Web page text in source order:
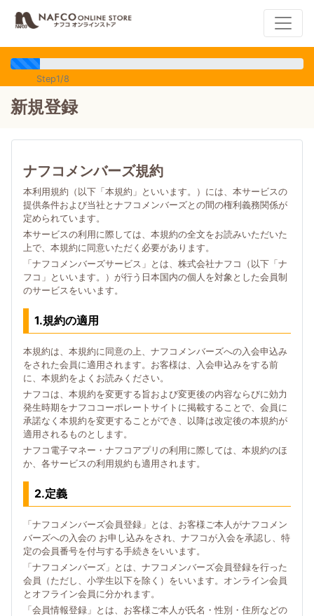
Step1/8
新規登録
ナフコメンバーズ規約
本利用規約（以下「本規約」といいます。）には、本サービスの
提供条件および当社とナフコメンバーズとの間の権利義務関係が
定められています。
本サービスの利用に際しては、本規約の全文をお読みいただいた
上で、本規約に同意いただく必要があります。
「ナフコメンバーズサービス」とは、株式会社ナフコ（以下「ナ
フコ」といいます。）が行う日本国内の個人を対象とした会員制
のサービスをいいます。
1.規約の適用
本規約は、本規約に同意の上、ナフコメンバーズへの入会申込み
をされた会員に適用されます。お客様は、入会申込みをする前
に、本規約をよくお読みください。
ナフコは、本規約を変更する旨および変更後の内容ならびに効力
発生時期をナフココーポレートサイトに掲載することで、会員に
承諾なく本規約を変更することができ、以降は改定後の本規約が
適用されるものとします。
ナフコ電子マネー・ナフコアプリの利用に際しては、本規約のほ
か、各サービスの利用規約も適用されます。
2.定義
「ナフコメンバーズ会員登録」とは、お客様ご本人がナフコメン
バーズへの入会の お申し込みをされ、ナフコが入会を承認し、特
定の会員番号を付与する手続きをいいます。
「ナフコメンバーズ」とは、ナフコメンバーズ会員登録を行った
会員（ただし、小学生以下を除く）をいいます。オンライン会員
とオフライン会員に分かれます。
「会員情報登録」とは、お客様ご本人が氏名・性別・住所などの